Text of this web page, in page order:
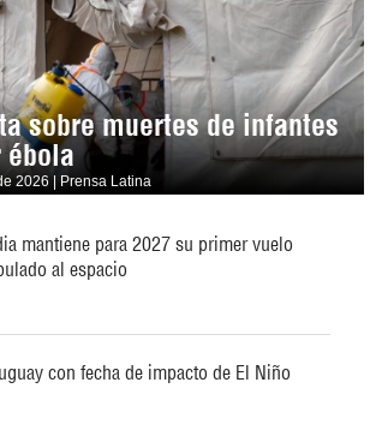
sobre muertes de infantes
ébola
2026 | Prensa Latina
mantiene para 2027 su primer vuelo
al espacio
con fecha de impacto de El Niño